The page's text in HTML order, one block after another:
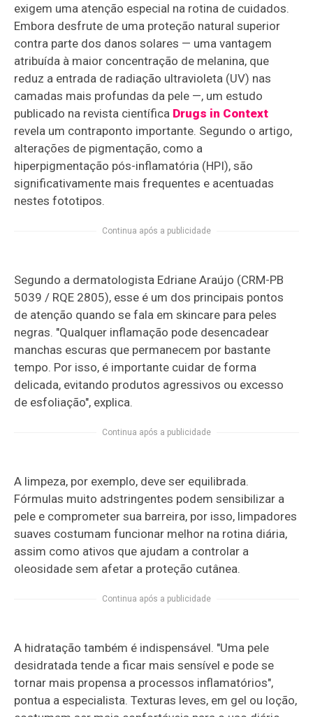
exigem uma atenção especial na rotina de cuidados.
Embora desfrute de uma proteção natural superior
contra parte dos danos solares — uma vantagem
atribuída à maior concentração de melanina, que
reduz a entrada de radiação ultravioleta (UV) nas
camadas mais profundas da pele —, um estudo
publicado na revista científica Drugs in Context
revela um contraponto importante. Segundo o artigo,
alterações de pigmentação, como a
hiperpigmentação pós-inflamatória (HPI), são
significativamente mais frequentes e acentuadas
nestes fototipos.
Continua após a publicidade
Segundo a dermatologista Edriane Araújo (CRM-PB
5039 / RQE 2805), esse é um dos principais pontos
de atenção quando se fala em skincare para peles
negras. "Qualquer inflamação pode desencadear
manchas escuras que permanecem por bastante
tempo. Por isso, é importante cuidar de forma
delicada, evitando produtos agressivos ou excesso
de esfoliação", explica.
Continua após a publicidade
A limpeza, por exemplo, deve ser equilibrada.
Fórmulas muito adstringentes podem sensibilizar a
pele e comprometer sua barreira, por isso, limpadores
suaves costumam funcionar melhor na rotina diária,
assim como ativos que ajudam a controlar a
oleosidade sem afetar a proteção cutânea.
Continua após a publicidade
A hidratação também é indispensável. "Uma pele
desidratada tende a ficar mais sensível e pode se
tornar mais propensa a processos inflamatórios",
pontua a especialista. Texturas leves, em gel ou loção,